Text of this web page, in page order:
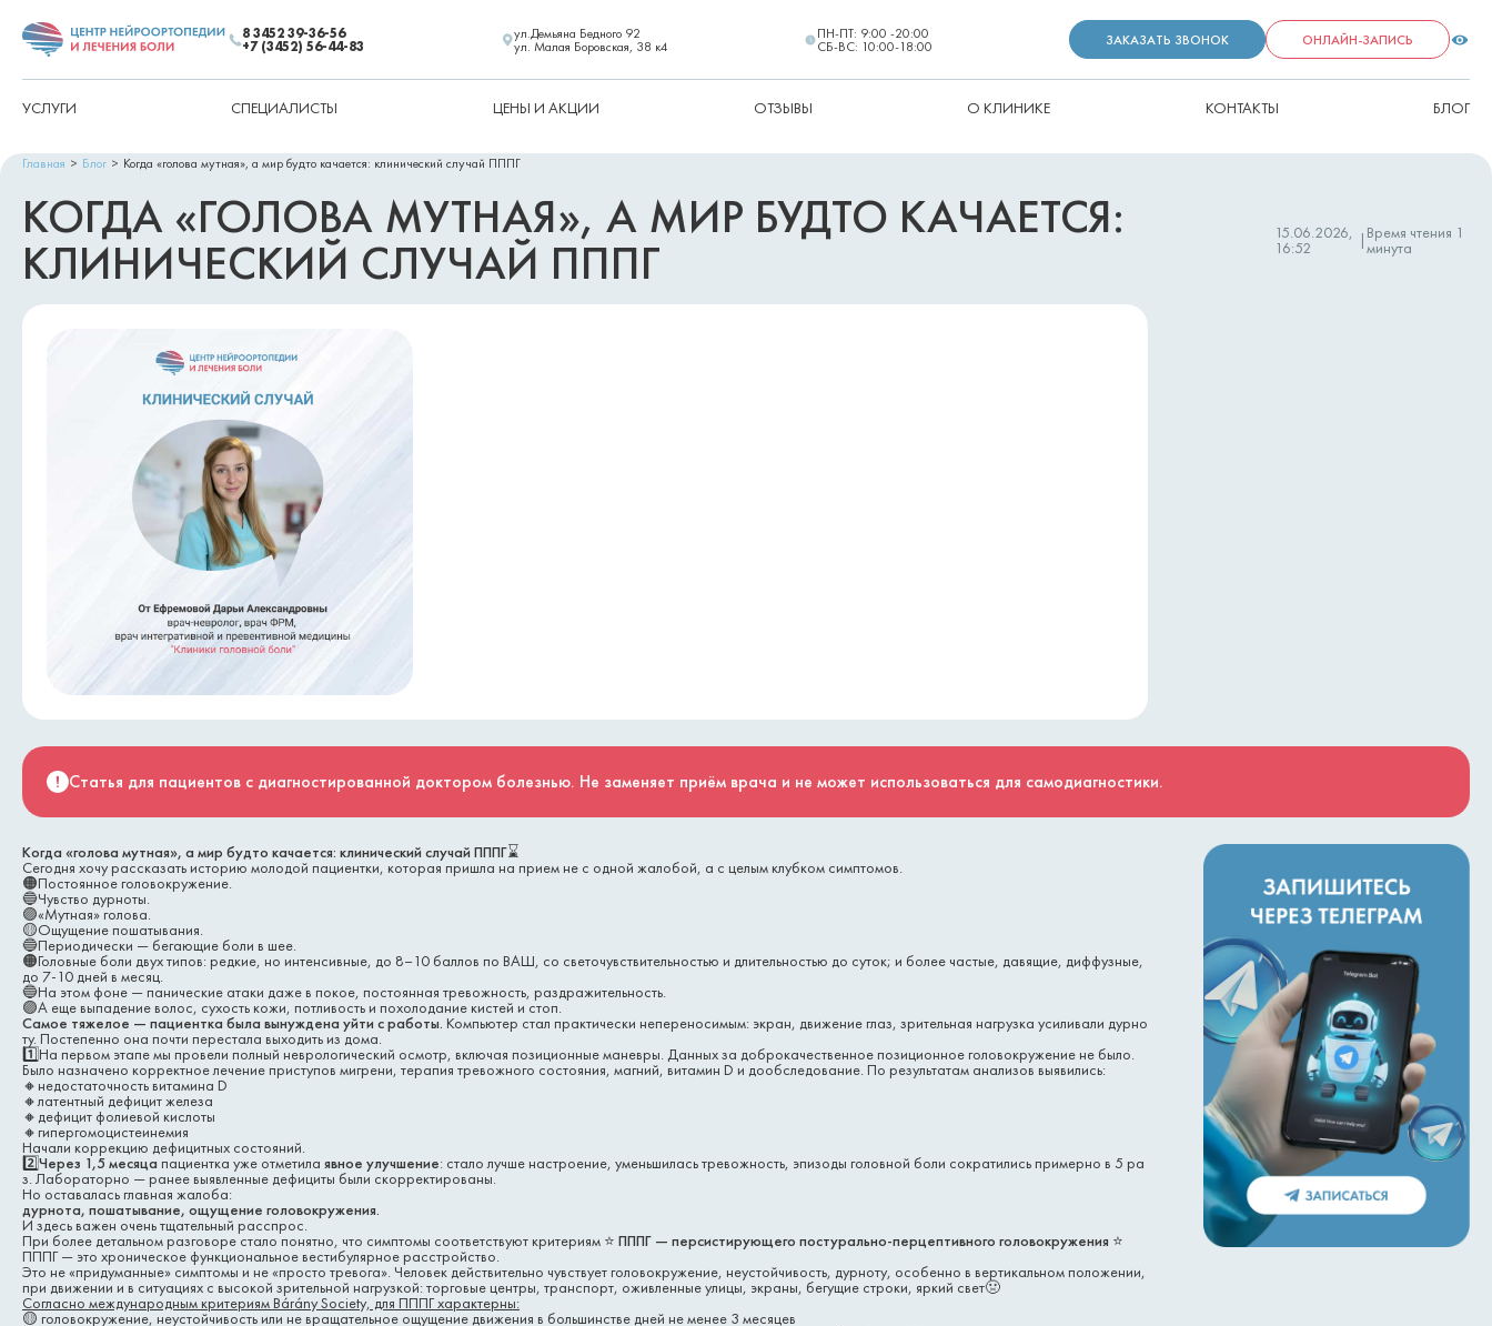
8 3452 39-36-56
+7 (3452) 56-44-83
ул.Демьяна Бедного 92
ул. Малая Боровская, 38 к4
ПН-ПТ: 9:00 -20:00
СБ-ВС: 10:00-18:00 ЗАКАЗАТЬ ЗВОНОК ОНЛАЙН-ЗАПИСЬ
УСЛУГИ СПЕЦИАЛИСТЫ ЦЕНЫ И АКЦИИ ОТЗЫВЫ О КЛИНИКЕ КОНТАКТЫ БЛОГ
Главная Блог Когда «голова мутная», а мир будто качается: клинический случай ПППГ
КОГДА «ГОЛОВА МУТНАЯ», А МИР БУДТО КАЧАЕТСЯ:
КЛИНИЧЕСКИЙ СЛУЧАЙ ПППГ
15.06.2026,
16:52 | Время чтения 1
минута
Статья для пациентов с диагностированной доктором болезнью. Не заменяет приём врача и не может использоваться для самодиагностики.
Когда «голова мутная», а мир будто качается: клинический случай ПППГ⌛
Сегодня хочу рассказать историю молодой пациентки, которая пришла на прием не с одной жалобой, а с целым клубком симптомов.
🟠Постоянное головокружение.
🔵Чувство дурноты.
🟣«Мутная» голова.
🟡Ощущение пошатывания.
🔵Периодически — бегающие боли в шее.
🟠Головные боли двух типов: редкие, но интенсивные, до 8–10 баллов по ВАШ, со светочувствительностью и длительностью до суток; и более частые, давящие, диффузные,
до 7-10 дней в месяц.
🔵На этом фоне — панические атаки даже в покое, постоянная тревожность, раздражительность.
🟣А еще выпадение волос, сухость кожи, потливость и похолодание кистей и стоп.
Самое тяжелое — пациентка была вынуждена уйти с работы. Компьютер стал практически непереносимым: экран, движение глаз, зрительная нагрузка усиливали дурно
ту. Постепенно она почти перестала выходить из дома.
1️⃣На первом этапе мы провели полный неврологический осмотр, включая позиционные маневры. Данных за доброкачественное позиционное головокружение не было.
Было назначено корректное лечение приступов мигрени, терапия тревожного состояния, магний, витамин D и дообследование. По результатам анализов выявились:
🔸недостаточность витамина D
🔸латентный дефицит железа
🔸дефицит фолиевой кислоты
🔸гипергомоцистеинемия
Начали коррекцию дефицитных состояний.
2️⃣Через 1,5 месяца пациентка уже отметила явное улучшение: стало лучше настроение, уменьшилась тревожность, эпизоды головной боли сократились примерно в 5 ра
з. Лабораторно — ранее выявленные дефициты были скорректированы.
Но оставалась главная жалоба:
дурнота, пошатывание, ощущение головокружения.
И здесь важен очень тщательный расспрос.
При более детальном разговоре стало понятно, что симптомы соответствуют критериям ⭐️ ПППГ — персистирующего постурально-перцептивного головокружения ⭐️
ПППГ — это хроническое функциональное вестибулярное расстройство.
Это не «придуманные» симптомы и не «просто тревога». Человек действительно чувствует головокружение, неустойчивость, дурноту, особенно в вертикальном положении,
при движении и в ситуациях с высокой зрительной нагрузкой: торговые центры, транспорт, оживленные улицы, экраны, бегущие строки, яркий свет🤢
Согласно международным критериям Bárány Society, для ПППГ характерны:
🟡 головокружение, неустойчивость или не вращательное ощущение движения в большинстве дней не менее 3 месяцев